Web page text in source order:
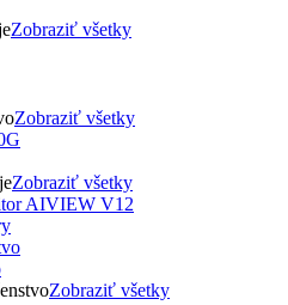
Zobraziť všetky
Zobraziť všetky
Zobraziť všetky
Zobraziť všetky